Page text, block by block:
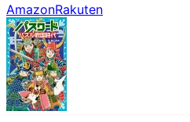
AmazonRakuten